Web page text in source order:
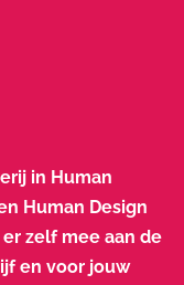
in Human
Human Design
zelf mee aan de
en voor jouw